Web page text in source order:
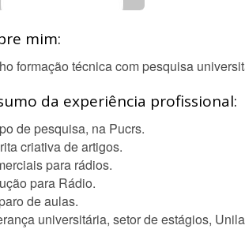
mim:
formação técnica com pesquisa
da experiência profissional:
de pesquisa, na Pucrs.
criativa de artigos.
para rádios.
para Rádio.
de aulas.
universitária, setor de estágios,